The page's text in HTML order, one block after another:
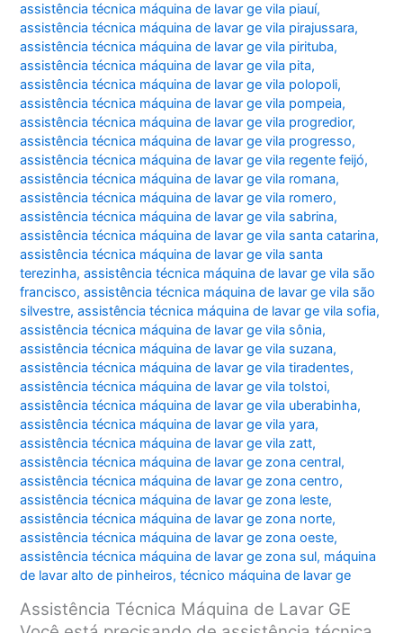
assistência técnica máquina de lavar ge vila piauí,
assistência técnica máquina de lavar ge vila pirajussara,
assistência técnica máquina de lavar ge vila pirituba,
assistência técnica máquina de lavar ge vila pita,
assistência técnica máquina de lavar ge vila polopoli,
assistência técnica máquina de lavar ge vila pompeia,
assistência técnica máquina de lavar ge vila progredior,
assistência técnica máquina de lavar ge vila progresso,
assistência técnica máquina de lavar ge vila regente feijó,
assistência técnica máquina de lavar ge vila romana,
assistência técnica máquina de lavar ge vila romero,
assistência técnica máquina de lavar ge vila sabrina,
assistência técnica máquina de lavar ge vila santa catarina,
assistência técnica máquina de lavar ge vila santa
terezinha,assistência técnica máquina de lavar ge vila são
francisco,assistência técnica máquina de lavar ge vila são
silvestre,assistência técnica máquina de lavar ge vila sofia,
assistência técnica máquina de lavar ge vila sônia,
assistência técnica máquina de lavar ge vila suzana,
assistência técnica máquina de lavar ge vila tiradentes,
assistência técnica máquina de lavar ge vila tolstoi,
assistência técnica máquina de lavar ge vila uberabinha,
assistência técnica máquina de lavar ge vila yara,
assistência técnica máquina de lavar ge vila zatt,
assistência técnica máquina de lavar ge zona central,
assistência técnica máquina de lavar ge zona centro,
assistência técnica máquina de lavar ge zona leste,
assistência técnica máquina de lavar ge zona norte,
assistência técnica máquina de lavar ge zona oeste,
assistência técnica máquina de lavar ge zona sul, máquina
de lavar alto de pinheiros,técnico máquina de lavar ge
Assistência Técnica Máquina de Lavar GE